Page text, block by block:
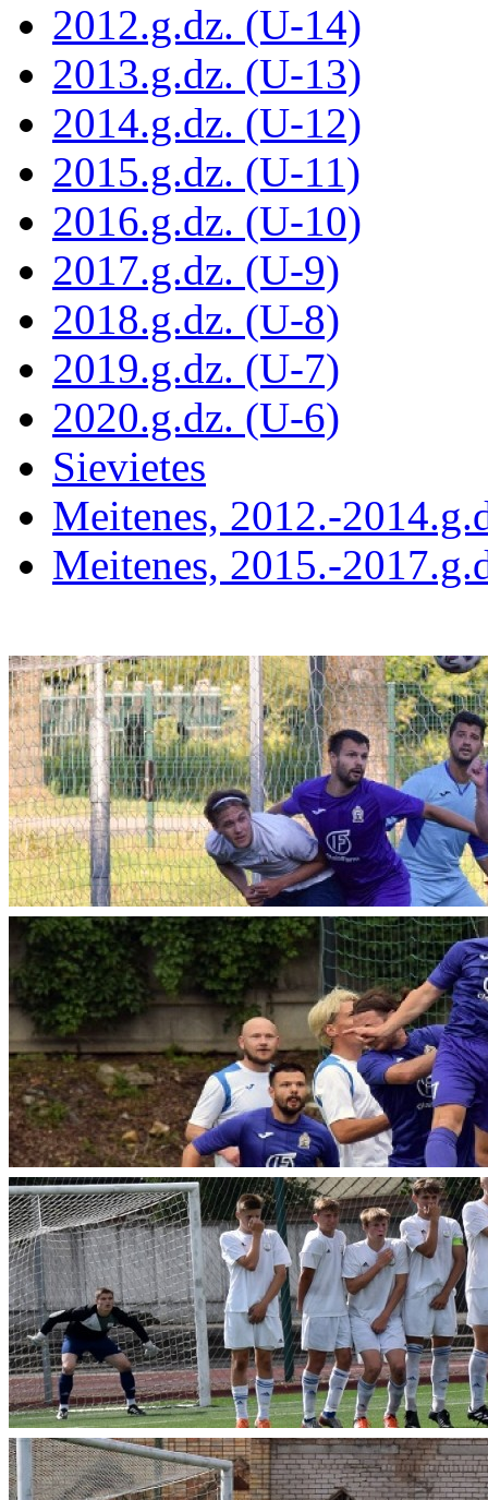
2012.g.dz. (U-14)
2013.g.dz. (U-13)
2014.g.dz. (U-12)
2015.g.dz. (U-11)
2016.g.dz. (U-10)
2017.g.dz. (U-9)
2018.g.dz. (U-8)
2019.g.dz. (U-7)
2020.g.dz. (U-6)
Sievietes
Meitenes, 2012.-
Meitenes, 2015.-